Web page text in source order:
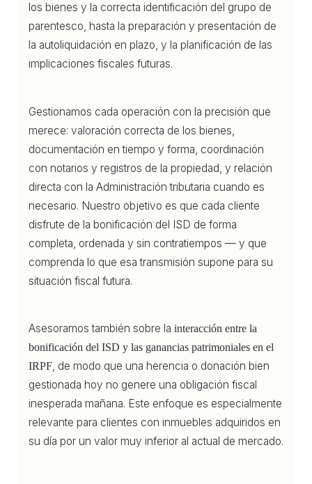
los bienes y la correcta identificación del grupo de
parentesco, hasta la preparación y presentación de
la autoliquidación en plazo, y la planificación de las
implicaciones fiscales futuras.
Gestionamos cada operación con la precisión que
merece: valoración correcta de los bienes,
documentación en tiempo y forma, coordinación
con notarios y registros de la propiedad, y relación
directa con la Administración tributaria cuando es
necesario. Nuestro objetivo es que cada cliente
disfrute de la bonificación del ISD de forma
completa, ordenada y sin contratiempos — y que
comprenda lo que esa transmisión supone para su
situación fiscal futura.
Asesoramos también sobre la interacción entre la
bonificación del ISD y las ganancias patrimoniales en el
IRPF, de modo que una herencia o donación bien
gestionada hoy no genere una obligación fiscal
inesperada mañana. Este enfoque es especialmente
relevante para clientes con inmuebles adquiridos en
su día por un valor muy inferior al actual de mercado.